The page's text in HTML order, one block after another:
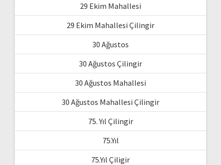
29 Ekim Mahallesi
29 Ekim Mahallesi Çilingir
30 Ağustos
30 Ağustos Çilingir
30 Ağustos Mahallesi
30 Ağustos Mahallesi Çilingir
75. Yıl Çilingir
75.Yıl
75.Yıl Çiligir